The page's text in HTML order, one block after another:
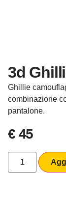
3d
Ghillie
combinazione
pantalone.
€45